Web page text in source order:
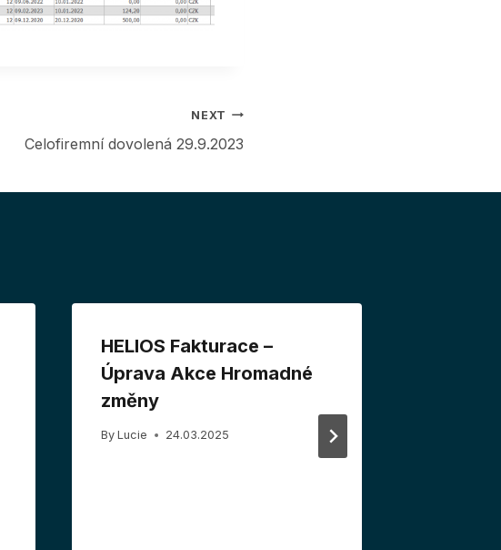
NEXT
Celofiremní dovolená 29.9.2023
HELIOS Fakturace –
Úprava Akce Hromadné
změny
By Lucie 24.03.2025